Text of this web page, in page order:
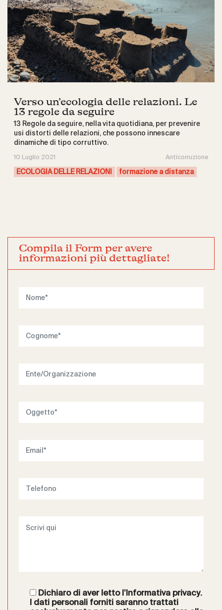
Verso un’ecologia delle relazioni. Le
13 regole da seguire
13 Regole da seguire, nella vita quotidiana, per prevenire
usi distorti delle relazioni, che possono innescare
dinamiche di tipo corruttivo.
10 Luglio 2021 Anticorruzione
ECOLOGIA DELLE RELAZIONI formazione a distanza
Compila il Form per avere
informazioni più dettagliate!
Dichiaro di aver letto l’Informativa privacy.
I dati personali forniti saranno trattati